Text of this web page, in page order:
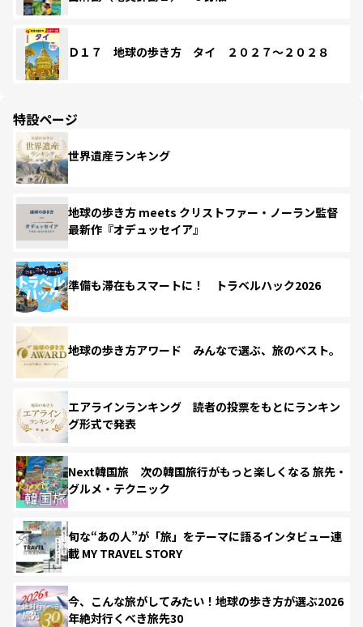
Ｄ１７ 地球の歩き方 タイ ２０２７～２０２８
特設ページ
世界遺産ランキング
地球の歩き方 meets クリストファー・ノーラン監督
最新作『オデュッセイア』
準備も滞在もスマートに！ トラベルハック2026
地球の歩き方アワード みんなで選ぶ、旅のベスト。
エアラインランキング 読者の投票をもとにランキン
グ形式で発表
Next韓国旅 次の韓国旅行がもっと楽しくなる 旅先・
グルメ・テクニック
旬な“あの人”が「旅」をテーマに語るインタビュー連
載 MY TRAVEL STORY
今、こんな旅がしてみたい！地球の歩き方が選ぶ2026
年絶対行くべき旅先30